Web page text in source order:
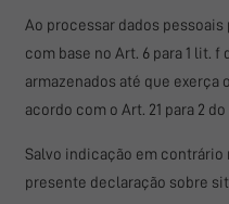
Ao processar dados
com base no Art. 6 para 1 lit. f
armazenados até que exerça
acordo com o Art. 21 para 2 do
Salvo indicação em contrário
presente declaração sobre